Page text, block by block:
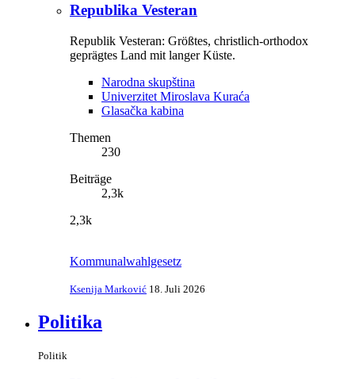
Republika Vesteran
Republik Vesteran: Größtes, christlich-orthodox
geprägtes Land mit langer Küste.
Narodna skupština
Univerzitet Miroslava Kuraća
Glasačka kabina
Themen
230
Beiträge
2,3k
2,3k
Kommunalwahlgesetz
Ksenija Marković 18. Juli 2026
Politika
Politik